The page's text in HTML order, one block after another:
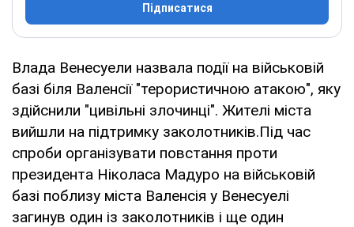
Підписатися
Влада Венесуели назвала події на військовій
базі біля Валенсії "терористичною атакою", яку
здійснили "цивільні злочинці". Жителі міста
вийшли на підтримку заколотників.Під час
спроби організувати повстання проти
президента Ніколаса Мадуро на військовій
базі поблизу міста Валенсія у Венесуелі
загинув один із заколотників і ще один